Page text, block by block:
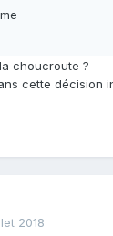
choucroute ?
cette décision
2018